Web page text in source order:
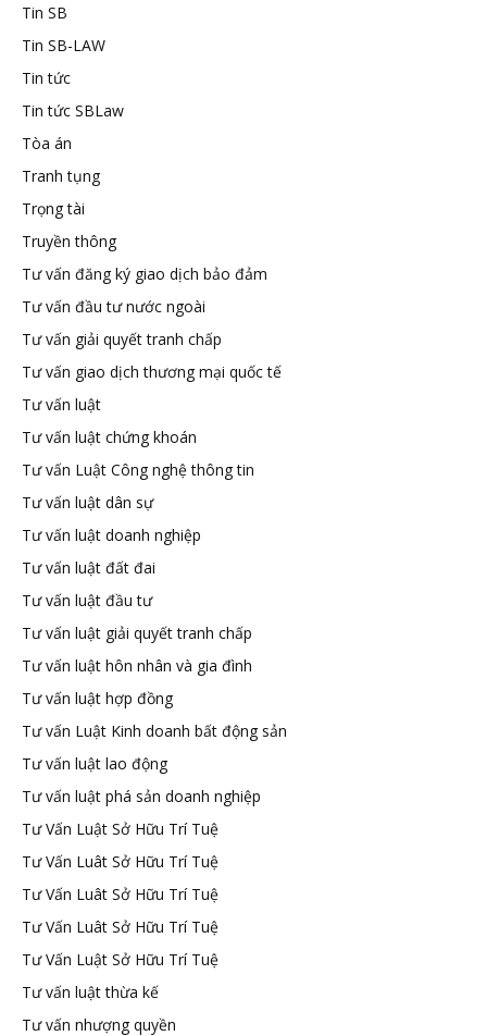
Tin SB
Tin SB-LAW
Tin tức
Tin tức SBLaw
Tòa án
Tranh tụng
Trọng tài
Truyền thông
Tư vấn đăng ký giao dịch bảo đảm
Tư vấn đầu tư nước ngoài
Tư vấn giải quyết tranh chấp
Tư vấn giao dịch thương mại quốc tế
Tư vấn luật
Tư vấn luật chứng khoán
Tư vấn Luật Công nghệ thông tin
Tư vấn luật dân sự
Tư vấn luật doanh nghiệp
Tư vấn luật đất đai
Tư vấn luật đầu tư
Tư vấn luật giải quyết tranh chấp
Tư vấn luật hôn nhân và gia đình
Tư vấn luật hợp đồng
Tư vấn Luật Kinh doanh bất động sản
Tư vấn luật lao động
Tư vấn luật phá sản doanh nghiệp
Tư Vấn Luật Sở Hữu Trí Tuệ
Tư Vấn Luât Sở Hữu Trí Tuệ
Tư Vấn Luât Sở Hữu Trí Tuệ
Tư Vấn Luât Sở Hữu Trí Tuệ
Tư Vấn Luật Sở Hữu Trí Tuệ
Tư vấn luật thừa kế
Tư vấn nhượng quyền